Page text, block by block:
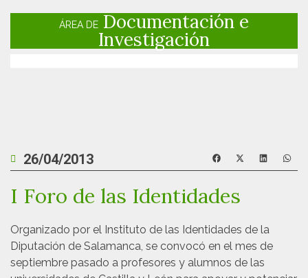
ÁREA DE Documentación e
Investigación
26/04/2013
I Foro de las Identidades
Organizado por el Instituto de las Identidades de la
Diputación de Salamanca, se convocó en el mes de
septiembre pasado a profesores y alumnos de las